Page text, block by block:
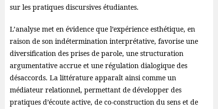
sur les pratiques discursives étudiantes.
L’analyse met en évidence que l’expérience esthétique, en
raison de son indétermination interprétative, favorise une
diversification des prises de parole, une structuration
argumentative accrue et une régulation dialogique des
désaccords. La littérature apparaît ainsi comme un
médiateur relationnel, permettant de développer des
pratiques d’écoute active, de co-construction du sens et de